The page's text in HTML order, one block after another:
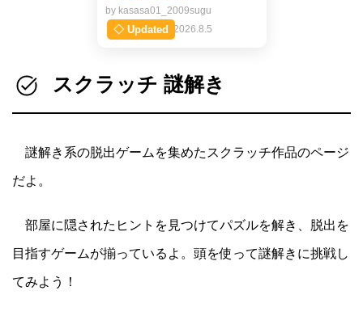
by kasasa01_2009sugu
◇ Updated 2026.8.5
スクラッチ 謎解き
謎解き系の脱出ゲームを集めたスクラッチ作品のページ
だよ。
部屋に隠されたヒントを見つけてパズルを解き、脱出を
目指すゲームが揃っているよ。頭を使って謎解きに挑戦し
てみよう！